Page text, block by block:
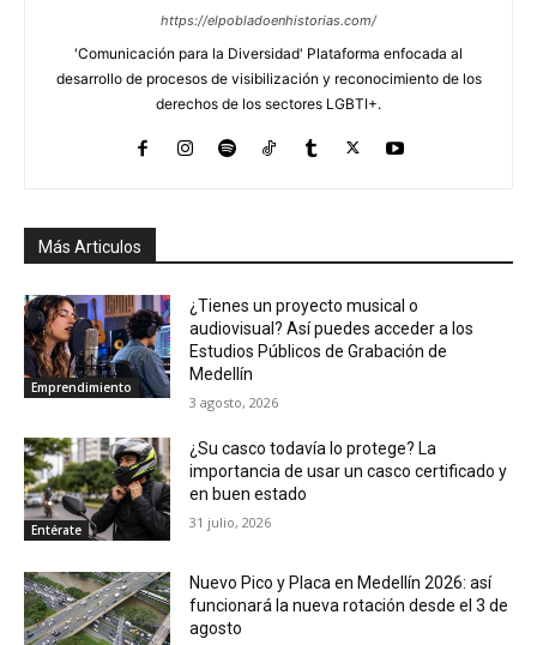
https://elpobladoenhistorias.com/
'Comunicación para la Diversidad' Plataforma enfocada al
desarrollo de procesos de visibilización y reconocimiento de los
derechos de los sectores LGBTI+.
Más Articulos
Emprendimiento
¿Tienes un proyecto musical o
audiovisual? Así puedes acceder a los
Estudios Públicos de Grabación de
Medellín
3 agosto, 2026
Entérate
¿Su casco todavía lo protege? La
importancia de usar un casco certificado y
en buen estado
31 julio, 2026
Nuevo Pico y Placa en Medellín 2026: así
funcionará la nueva rotación desde el 3 de
agosto